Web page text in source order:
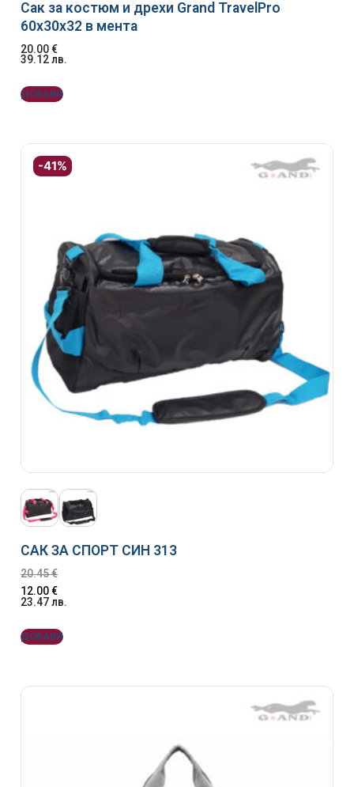
Сак за костюм и дрехи Grand TravelPro
60x30x32 в мента
20.00€
39.12лв.
ДОБАВИ
-41%
САК ЗА СПОРТ СИН 313
20.45€
12.00€
23.47лв.
ДОБАВИ